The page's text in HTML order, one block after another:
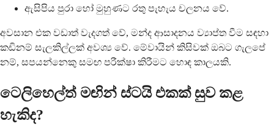
ඇසිපිය පුරා හෝ මුහුණට රතු පැහැය චලනය වේ.
අවසාන එක වඩාත් වැදගත් වේ, මන්ද ආසාදනය ව්‍යාප්ත වීම සඳහා
කඩිනම් සැලකිල්ලක් අවශ්‍ය වේ. මේවායින් කිසිවක් ඔබට ගැලපේ
නම්, සපයන්නෙකු සමඟ පරීක්ෂා කිරීමට හොඳ කාලයකි.
ටෙලිහෙල්ත් මඟින් ස්ටයි එකක් සුව කළ
හැකිද?